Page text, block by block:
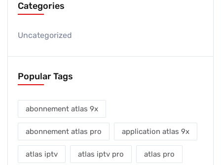
Categories
Uncategorized
Popular Tags
abonnement atlas 9x
abonnement atlas pro application atlas 9x
atlas iptv atlas iptv pro atlas pro